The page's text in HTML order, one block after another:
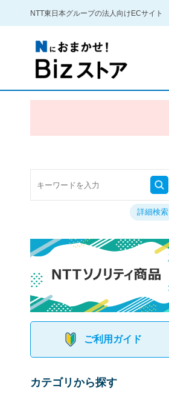
NTT東日本グループの法人向けECサイト
詳細検索
ご利用ガイド
カテゴリから探す